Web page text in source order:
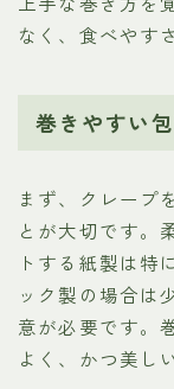
なく、食べやす
巻きやすい
まず、クレープ
とが大切です。
トする紙製は特
ック製の場合は
意が必要です。
よく、かつ美し